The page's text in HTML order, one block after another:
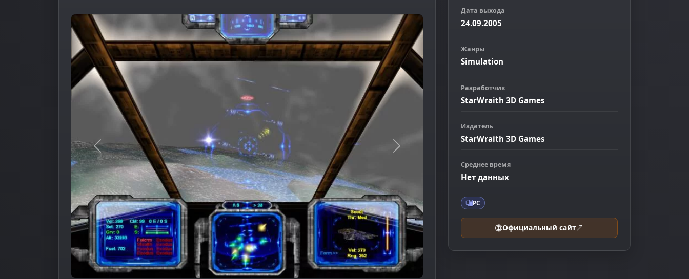
Предыдущее изображение Следующее изображение
Дата выхода
24.09.2005
Жанры
Simulation
Разработчик
StarWraith 3D Games
Издатель
StarWraith 3D Games
Среднее время
Нет данных
PC
Официальный сайт